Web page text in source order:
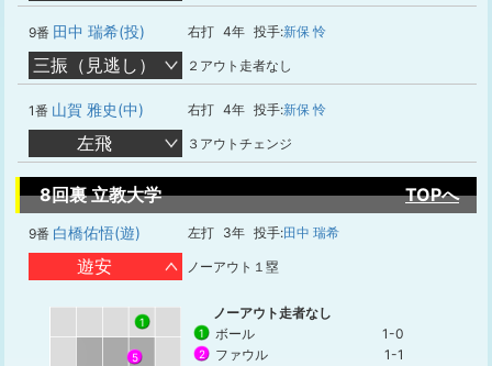
9番 田中 瑞希(投) 右打 4年 投手:新保 怜
三振（見逃し） ２アウト走者なし
1番 山賀 雅史(中) 右打 4年 投手:新保 怜
左飛 ３アウトチェンジ
8回裏 立教大学 TOPへ
9番 白橋佑悟(遊) 左打 3年 投手:田中 瑞希
遊安 ノーアウト１塁
1
5
ノーアウト走者なし
1 ボール 1-0
2 ファウル 1-1